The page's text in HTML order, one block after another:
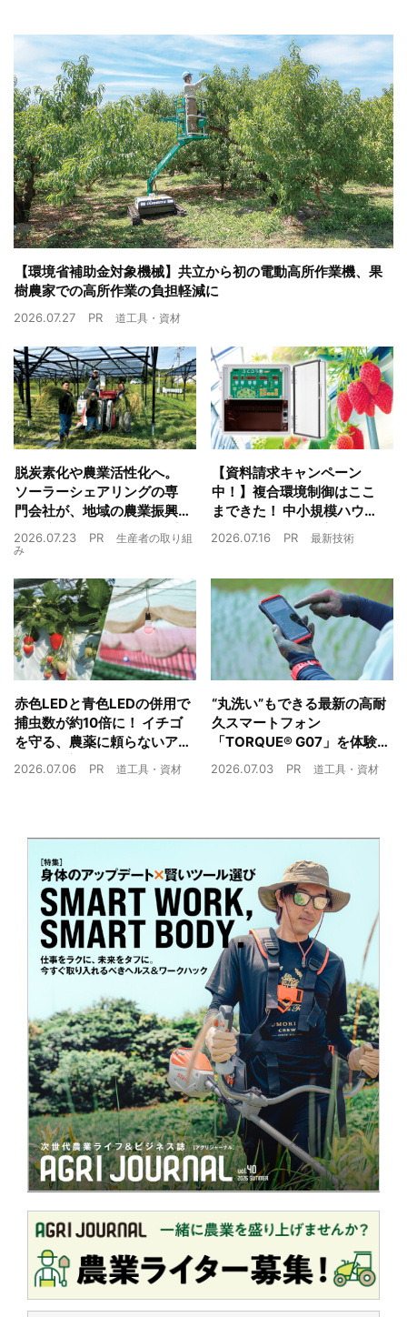
【環境省補助金対象機械】共立から初の電動高所作業機、果
樹農家での高所作業の負担軽減に
2026.07.27 PR 道工具・資材
脱炭素化や農業活性化へ。
ソーラーシェアリングの専
門会社が、地域の農業振興
や経済循環をワンストップ
でサポート
2026.07.23 PR
生産者の取り組
み
【資料請求キャンペーン
中！】複合環境制御はここ
まできた！ 中小規模ハウス
でも検討しやすい高コスパ
複合環境制御装置が誕生
2026.07.16 PR 最新技術
赤色LEDと青色LEDの併用で
捕虫数が約10倍に！ イチゴ
を守る、農薬に頼らないア
ザミウマ対策
2026.07.06 PR 道工具・資材
“丸洗い”もできる最新の高耐
久スマートフォン
「TORQUE® G07」を体験
農業現場の“スマホの弱点”を
2026.07.03 PR 道工具・資材